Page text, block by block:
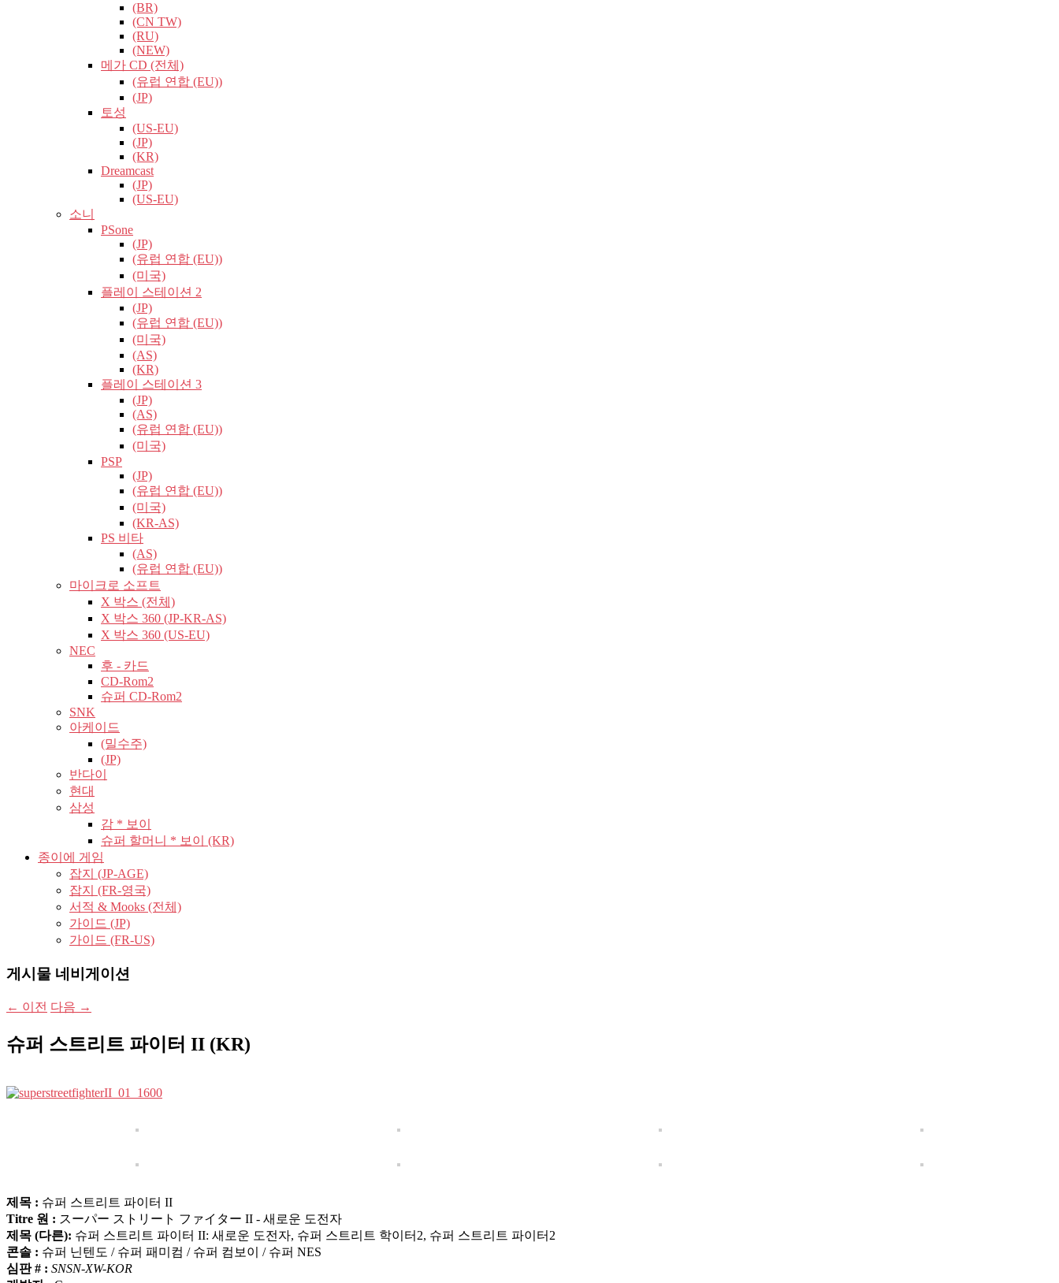
(BR)
(CN TW)
(RU)
(NEW)
메가 CD (전체)
(유럽​​ 연합 (EU))
(JP)
토성
(US-EU)
(JP)
(KR)
Dreamcast
(JP)
(US-EU)
소니
PSone
(JP)
(유럽​​ 연합 (EU))
(미국)
플레이 스테이션 2
(JP)
(유럽​​ 연합 (EU))
(미국)
(AS)
(KR)
플레이 스테이션 3
(JP)
(AS)
(유럽​​ 연합 (EU))
(미국)
PSP
(JP)
(유럽​​ 연합 (EU))
(미국)
(KR-AS)
PS 비타
(AS)
(유럽​​ 연합 (EU))
마이크로 소프트
X 박스 (전체)
X 박스 360 (JP-KR-AS)
X 박스 360 (US-EU)
NEC
후 - 카드
CD-Rom2
슈퍼 CD-Rom2
SNK
아케이드
(밀수주)
(JP)
반다이
현대
삼성
감 * 보이
슈퍼 할머니 * 보이 (KR)
종이에 게임
잡지 (JP-AGE)
잡지 (FR-영국)
서적 & Mooks (전체)
가이드 (JP)
가이드 (FR-US)
게시물 네비게이션
← 이전 다음 →
슈퍼 스트리트 파이터 II (KR)
제목 : 슈퍼 스트리트 파이터 II
Titre 원 : スーパー ストリート ファイター II - 새로운 도전자
제목 (다른): 슈퍼 스트리트 파이터 II: 새로운 도전자, 슈퍼 스트리트 학이터2, 슈퍼 스트리트 파이터2
콘솔 : 슈퍼 닌텐도 / 슈퍼 패미컴 / 슈퍼 컴보이 / 슈퍼 NES
심판 # : SNSN-XW-KOR